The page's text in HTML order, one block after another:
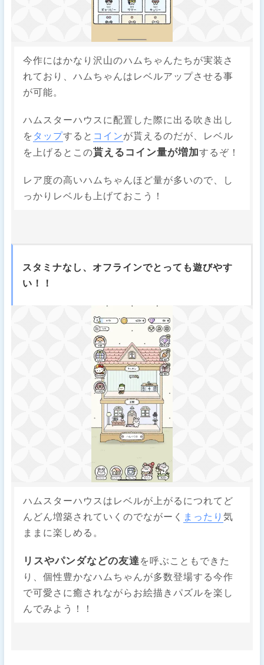
今作にはかなり沢山のハムちゃんたちが実装さ
れており、ハムちゃんはレベルアップさせる事
が可能。
ハムスターハウスに配置した際に出る吹き出し
を タップすると コインが貰えるのだが、レベル
を上げるとこの貰えるコイン量が増加するぞ！
レア度の高いハムちゃんほど量が多いので、し
っかりレベルも上げておこう！
スタミナなし、オフラインでとっても遊びやす
い！！
ハムスターハウスはレベルが上がるにつれてど
んどん増築されていくのでながーく まったり気
ままに楽しめる。
リスやパンダなどの友達 を呼ぶこともできた
り、個性豊かなハムちゃんが多数登場する今作
で可愛さに癒されながらお絵描きパズルを楽し
んでみよう！！